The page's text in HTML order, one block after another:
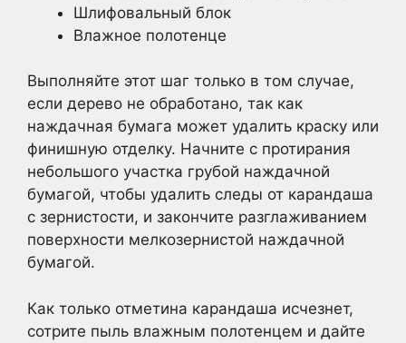
Шлифовальный блок
Влажное полотенце
Выполняйте этот шаг только в том случае,
если дерево не обработано, так как
наждачная бумага может удалить краску или
финишную отделку. Начните с протирания
небольшого участка грубой наждачной
бумагой, чтобы удалить следы от карандаша
с зернистости, и закончите разглаживанием
поверхности мелкозернистой наждачной
бумагой.
Как только отметина карандаша исчезнет,
сотрите пыль влажным полотенцем и дайте